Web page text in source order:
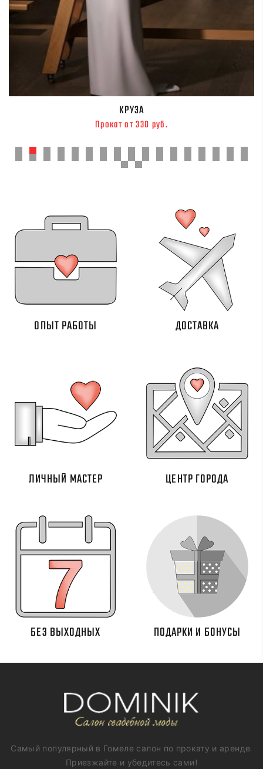
КРУЗА
Прокат от 330 руб.
ОПЫТ РАБОТЫ ДОСТАВКА
ЛИЧНЫЙ МАСТЕР ЦЕНТР ГОРОДА
БЕЗ ВЫХОДНЫХ ПОДАРКИ И БОНУСЫ
Самый популярный в Гомеле салон по прокату и аренде.
Приезжайте и убедитесь сами!